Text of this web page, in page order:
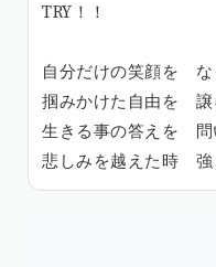
TRY！！
自分だけの笑顔を な
掴みかけた自由を 譲
生きる事の答えを 問
悲しみを越えた時 強